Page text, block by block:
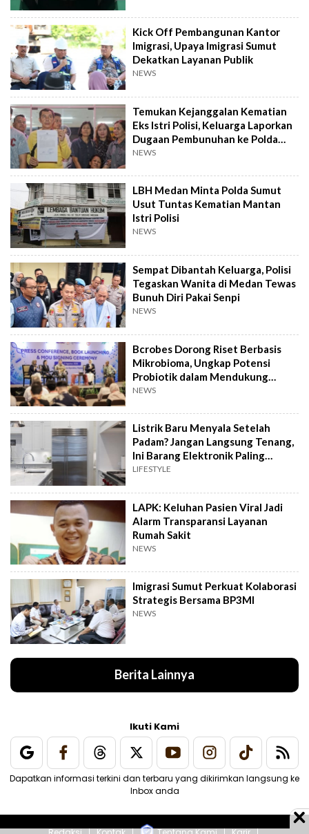
Kick Off Pembangunan Kantor
Imigrasi, Upaya Imigrasi Sumut
Dekatkan Layanan Publik
NEWS
Temukan Kejanggalan Kematian
Eks Istri Polisi, Keluarga Laporkan
Dugaan Pembunuhan ke Polda
Sumut
NEWS
LBH Medan Minta Polda Sumut
Usut Tuntas Kematian Mantan
Istri Polisi
NEWS
Sempat Dibantah Keluarga, Polisi
Tegaskan Wanita di Medan Tewas
Bunuh Diri Pakai Senpi
NEWS
Bcrobes Dorong Riset Berbasis
Mikrobioma, Ungkap Potensi
Probiotik dalam Mendukung
Terapi Jerawat
NEWS
Listrik Baru Menyala Setelah
Padam? Jangan Langsung Tenang,
Ini Barang Elektronik Paling
Rawan Rusak
LIFESTYLE
LAPK: Keluhan Pasien Viral Jadi
Alarm Transparansi Layanan
Rumah Sakit
NEWS
Imigrasi Sumut Perkuat Kolaborasi
Strategis Bersama BP3MI
NEWS
Berita Lainnya
Ikuti Kami
Dapatkan informasi terkini dan terbaru yang dikirimkan langsung ke
Inbox anda